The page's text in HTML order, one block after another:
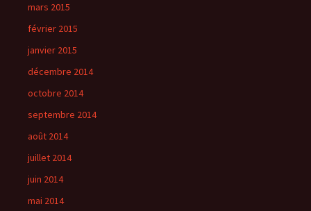
mars 2015
février 2015
janvier 2015
décembre 2014
octobre 2014
septembre 2014
août 2014
juillet 2014
juin 2014
mai 2014